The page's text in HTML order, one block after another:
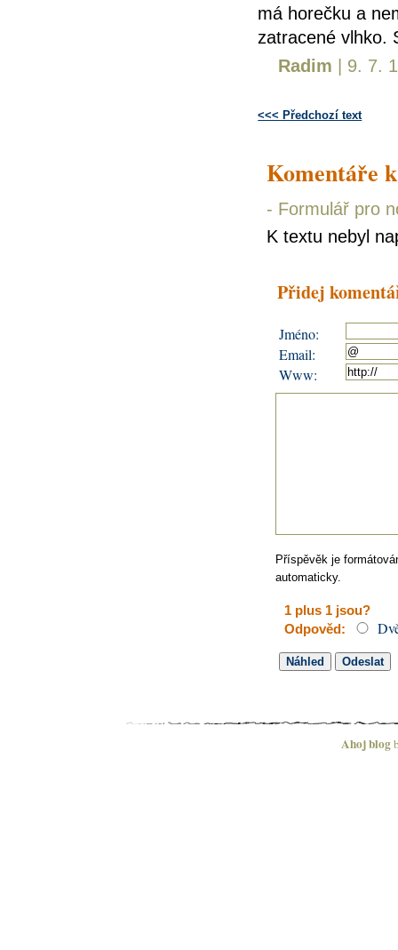
má horečku a
zatracené vlhko.
Radim | 9. 7.
<<< Předchozí text
Komentáře
- Formulář pro
K textu nebyl
Přidej
Jméno:
Email:
Www:
Příspěvěk je
automaticky.
1 plus 1 jsou?
Odpověd:
Ahoj blog